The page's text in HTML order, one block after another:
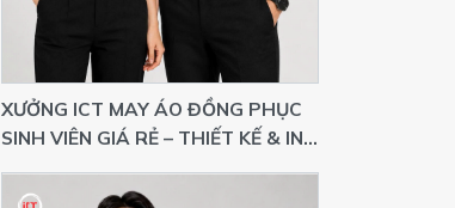
XƯỞNG ICT MAY ÁO ĐỒNG PHỤC
SINH VIÊN GIÁ RẺ – THIẾT KẾ & IN